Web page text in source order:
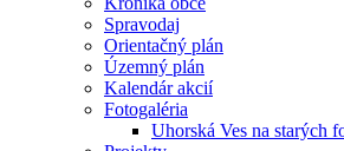
Spravodaj
Orientačný plán
Územný plán
Kalendár akcií
Fotogaléria
Uhorská Ves na starých